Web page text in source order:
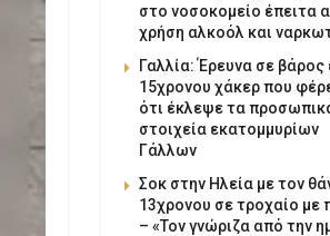
στο νοσοκομείο έπειτα
χρήση αλκοόλ και
Γαλλία: Έρευνα σε βάρος
15χρονου χάκερ που
ότι έκλεψε τα
στοιχεία εκατομμυρίων
Γάλλων
Σοκ στην Ηλεία με τον
13χρονου σε τροχαίο με
– «Τον γνώριζα από την